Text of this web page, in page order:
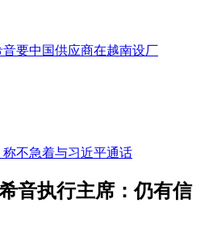
要中国供应商在越南设厂
不急着与习近平通话
音执行主席：仍有信